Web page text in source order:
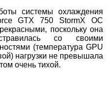
системы охлаждения
GTX 750 StormX OC
поскольку она
со своими
(температура GPU
нагрузки не превышала
очень тихой.